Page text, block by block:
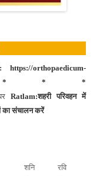
orthopaedicum-
* *
Ratlam:शहरी परिवहन में
का संचालन करें
शनि रवि